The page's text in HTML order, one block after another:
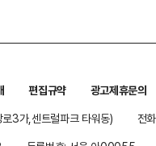
편집규약
광고제휴문의
3가,센트럴파크 타워동)
전